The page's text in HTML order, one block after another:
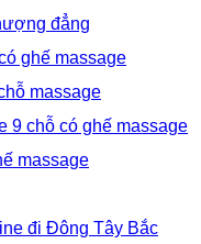
đẳng
ghế massage
massage
9 chỗ có ghế massage
massage
đi Đông Tây Bắc